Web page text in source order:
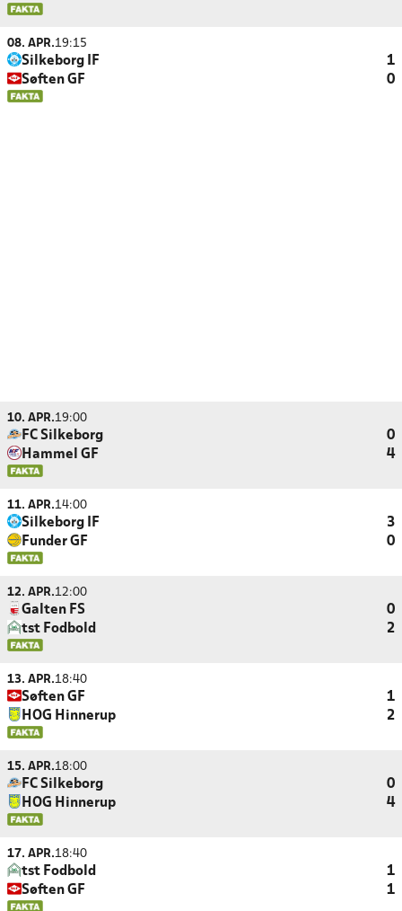
08. APR.19:15
Silkeborg IF
1
Søften GF
0
10. APR.19:00
FC Silkeborg
0
Hammel GF
4
11. APR.14:00
Silkeborg IF
3
Funder GF
0
12. APR.12:00
Galten FS
0
tst Fodbold
2
13. APR.18:40
Søften GF
1
HOG Hinnerup
2
15. APR.18:00
FC Silkeborg
0
HOG Hinnerup
4
17. APR.18:40
tst Fodbold
1
Søften GF
1